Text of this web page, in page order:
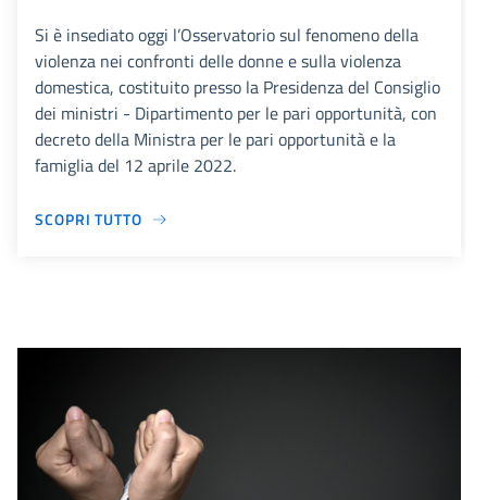
Si è insediato oggi l’Osservatorio sul fenomeno della
violenza nei confronti delle donne e sulla violenza
domestica, costituito presso la Presidenza del Consiglio
dei ministri - Dipartimento per le pari opportunità, con
decreto della Ministra per le pari opportunità e la
famiglia del 12 aprile 2022.
SCOPRI TUTTO